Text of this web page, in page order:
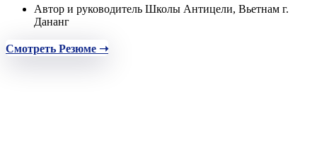
Автор и руководитель Школы Антицели, Вьетнам г.
Дананг
Смотреть Резюме ➝